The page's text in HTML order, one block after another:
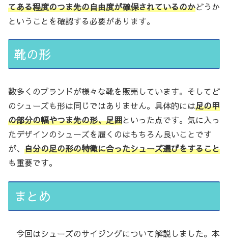
てある程度のつま先の自由度が確保されているのかどうか
ということを確認する必要があります。
靴の形
数多くのブランドが様々な靴を販売しています。そしてど
のシューズも形は同じではありません。具体的には足の甲
の部分の幅やつま先の形、足囲といった点です。気に入っ
たデザインのシューズを履くのはもちろん良いことです
が、 自分の足の形の特徴に合ったシューズ選びをすること
も重要です。
まとめ
今回はシューズのサイジングについて解説しました。本